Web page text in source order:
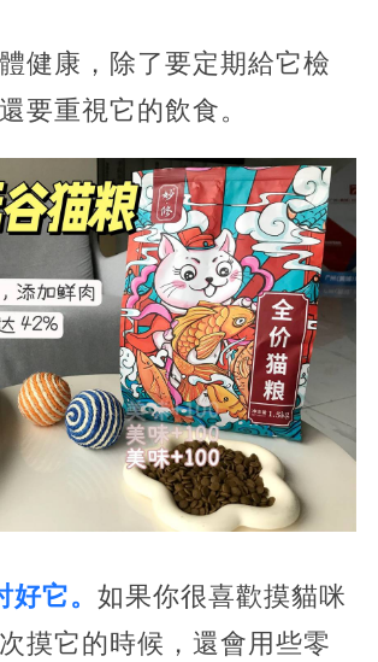
健康，除了要定期給它檢
要重視它的飲食。
好它。 如果你很喜歡摸貓咪
摸它的時候，還會用些零